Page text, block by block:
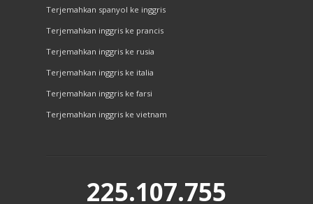
Terjemahkan spanyol ke inggris
Terjemahkan inggris ke prancis
Terjemahkan inggris ke rusia
Terjemahkan inggris ke italia
Terjemahkan inggris ke farsi
Terjemahkan inggris ke vietnam
225.107.755